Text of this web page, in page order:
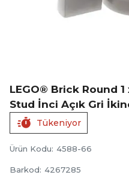
LEGO® Brick Round
Stud İnci Açık Gri
Tükeniyor
Ürün Kodu: 4588-66
Barkod: 4267285